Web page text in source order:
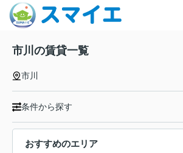
市川の賃貸一覧
市川
条件から探す
おすすめのエリア